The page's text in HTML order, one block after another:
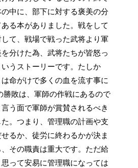
中に、部下に対する褒美の分
る本がありました。戦をして
て、戦場で戦った武将より軍
分けた為、武将たちが皆怒っ
うストーリーです。たしか
命がけで多くの血を流す事に
勝敗は、軍師の作戦にあるので
う面で軍師が賞賛されるべき
。つまり、管理職の計画や支
るか、徒労に終わるかが決ま
その職責は重大です。ただ給
って安易に管理職になっては